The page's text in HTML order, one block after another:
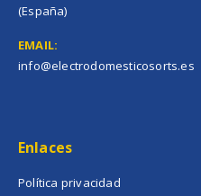
(España)
EMAIL:
info@electrodomesticosorts.es
Enlaces
Política privacidad